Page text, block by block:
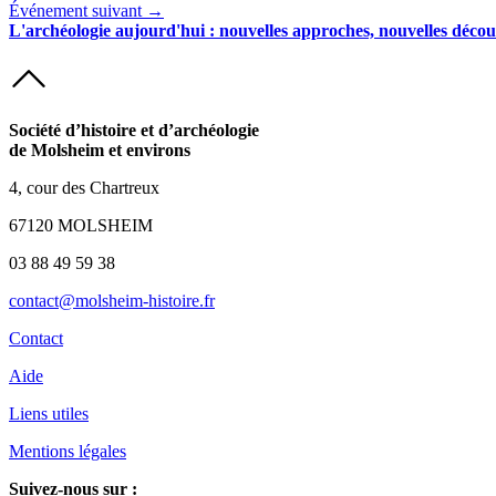
Événement suivant →
L'archéologie aujourd'hui : nouvelles approches, nouvelles
Société d’histoire et d’archéologie
de Molsheim et environs
4, cour des Chartreux
67120 MOLSHEIM
03 88 49 59 38
contact@molsheim-histoire.fr
Contact
Aide
Liens utiles
Mentions légales
Suivez-nous sur :